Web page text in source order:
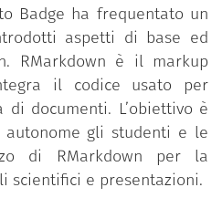
Badge ha frequentato un
aspetti di base ed
RMarkdown è il markup
il codice usato per
documenti. L’obiettivo è
gli studenti e le
di RMarkdown per la
scientifici e presentazioni.